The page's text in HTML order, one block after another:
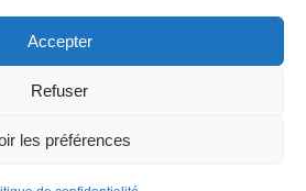
Accepter
Refuser
les préférences